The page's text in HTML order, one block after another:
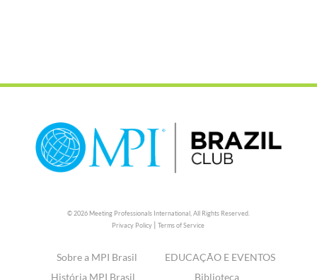
© 2026 Meeting Professionals International, All Rights Reserved.
Privacy Policy |Terms of Service
Sobre a MPI Brasil
História MPI Brasil
EDUCAÇÃO E EVENTOS
Biblioteca